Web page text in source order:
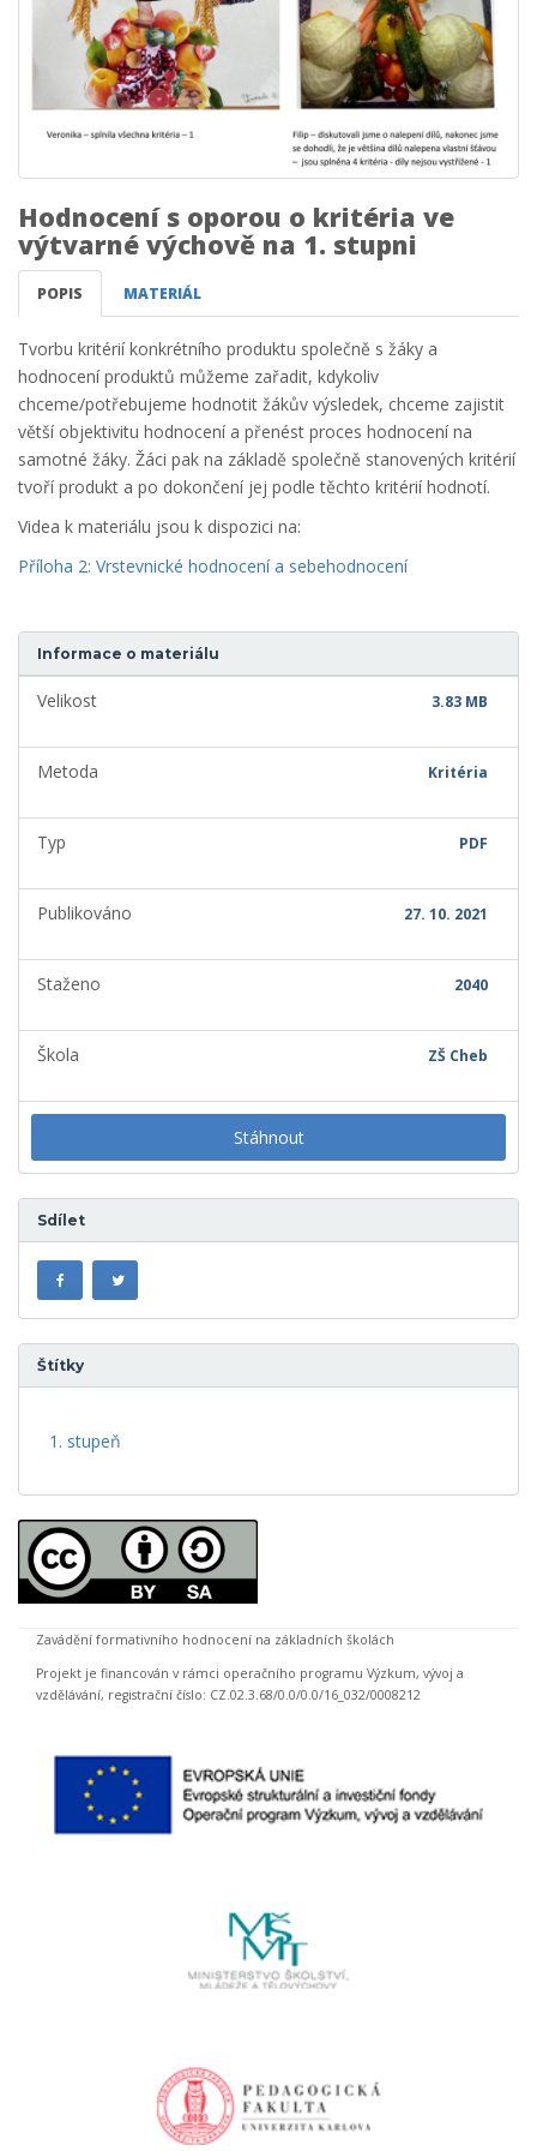
Hodnocení s oporou o kritéria ve
výtvarné výchově na 1. stupni
POPIS MATERIÁL
Tvorbu kritérií konkrétního produktu společně s žáky a
hodnocení produktů můžeme zařadit, kdykoliv
chceme/potřebujeme hodnotit žákův výsledek, chceme zajistit
větší objektivitu hodnocení a přenést proces hodnocení na
samotné žáky. Žáci pak na základě společně stanovených kritérií
tvoří produkt a po dokončení jej podle těchto kritérií hodnotí.
Videa k materiálu jsou k dispozici na:
Příloha 2: Vrstevnické hodnocení a sebehodnocení
Informace o materiálu
3.83 MB
Velikost
Metoda Kritéria
Typ PDF
27. 10. 2021
Publikováno
2040
Staženo
Škola ZŠ Cheb
Stáhnout
Sdílet
Štítky
1. stupeň
Zavádění formativního hodnocení na základních školách
Projekt je financován v rámci operačního programu Výzkum, vývoj a
vzdělávání, registrační číslo: CZ.02.3.68/0.0/0.0/16_032/0008212